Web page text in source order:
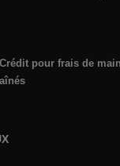
Crédit pour frais de
aînés